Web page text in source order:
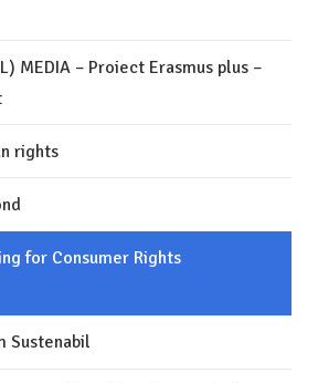
MEDIA – Proiect Erasmus plus –
rights
for Consumer Rights
Sustenabil